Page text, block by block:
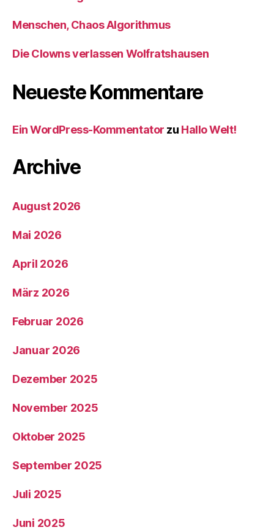
Menschen, Chaos Algorithmus
Die Clowns verlassen Wolfratshausen
Neueste Kommentare
Ein WordPress-Kommentator zu Hallo Welt!
Archive
August 2026
Mai 2026
April 2026
März 2026
Februar 2026
Januar 2026
Dezember 2025
November 2025
Oktober 2025
September 2025
Juli 2025
Juni 2025